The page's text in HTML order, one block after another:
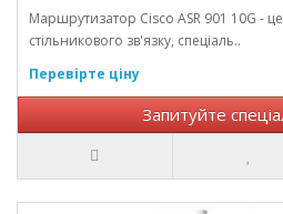
Маршрутизатор Cisco ASR 901 10G -
стільникового зв'язку, спеціаль..
Перевірте ціну
Запитуйте